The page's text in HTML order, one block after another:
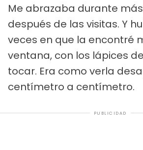
Me abrazaba durante
después de las visitas. Y
veces en que la encontré
ventana, con los lápices
tocar. Era como verla
centímetro a centímetro.
PUBLICIDAD